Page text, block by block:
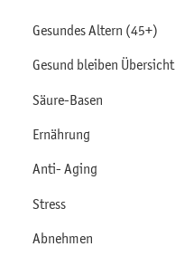
Gesundes Altern (45+)
Gesund bleiben Übersicht
Säure-Basen
Ernährung
Anti- Aging
Stress
Abnehmen